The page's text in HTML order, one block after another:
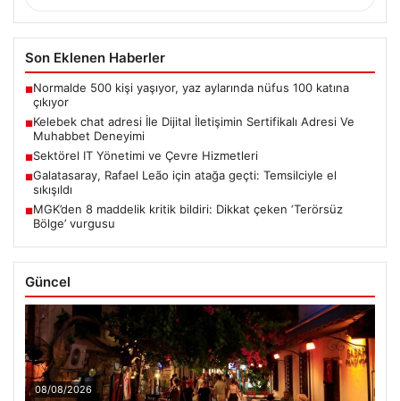
Son Eklenen Haberler
■Normalde 500 kişi yaşıyor, yaz aylarında nüfus 100 katına
çıkıyor
■Kelebek chat adresi İle Dijital İletişimin Sertifikalı Adresi Ve
Muhabbet Deneyimi
■Sektörel IT Yönetimi ve Çevre Hizmetleri
■Galatasaray, Rafael Leão için atağa geçti: Temsilciyle el
sıkışıldı
■MGK’den 8 maddelik kritik bildiri: Dikkat çeken ‘Terörsüz
Bölge’ vurgusu
Güncel
08/08/2026